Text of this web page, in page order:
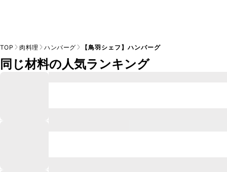
TOP 肉料理 ハンバーグ 【鳥羽シェフ】ハンバーグ
同じ材料の人気ランキング